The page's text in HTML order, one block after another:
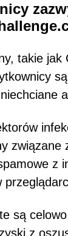
takie
związane
z
są
z